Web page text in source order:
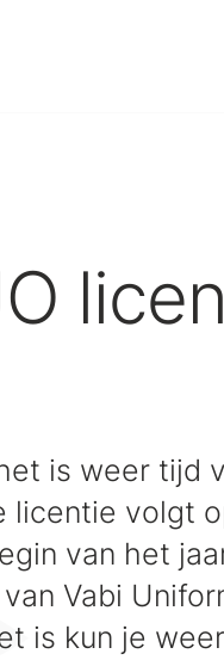
is weer tijd
licentie volgt
van het
Vabi
is kun je